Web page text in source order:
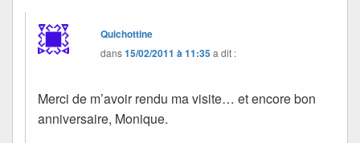
Quichottine
dans15/02/2011 à 11:35a dit :
Merci de m’avoir rendu ma visite… et encore bon
anniversaire, Monique.